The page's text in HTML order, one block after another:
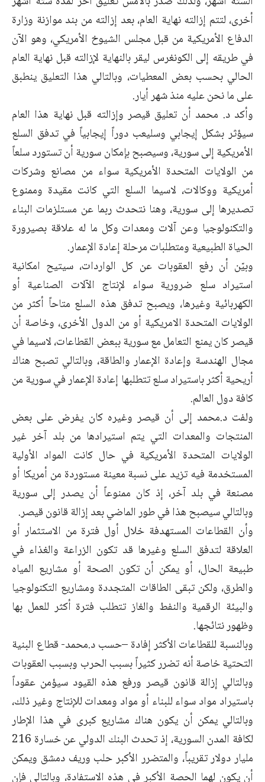
أخرى، لتتم إزالته نهاية العام، بعد إزالته من بند موازنة وزارة
الدفاع الأمريكية من قبل مجلس الشيوخ الأمريكي، وهو الآن
في طريقه إلى الكونغرس ليقر بالنهاية لإزالته قبل نهاية العام
الحالي بحسب بعض المعطيات، وبالتالي هذا التعليق ينطبق
على ما نحن عليه منذ شهر أيار.
وأكد د. محمد أن تعليق قيصر وإزالته قبل نهاية هذا العام
سيؤثر بشكل إيجابي وسليعب دوراً إيجابياً في تدفق السلع
الأمريكية إلى سورية، وسيصبح بإمكان سورية أن تستورد سلعاً
من الولايات المتحدة الأمريكية سواء من مصانع وشركات
أمريكية ووكالات، لاسيما السلع التي كانت مقيدة وممنوع
تصديرها إلى سورية، وهنا نتحدث ربما عن مستلزمات البناء
والتكنولوجيا وعن آلات ومعدات وكل ما له علاقة بصيرورة
الحياة الطبيعية ومتطلبات مرحلة إعادة الإعمار.
وبيّن أن رفع العقوبات عن كل الواردات، سيتيح امكانية
استيراد سلع ضرورية سواء لإنتاج الآلات الصناعية أو
الكهربائية وغيرها، ويصبح تدفق هذه السلع متاحاً أكثر من
الولايات المتحدة الامريكية أو من الدول الأخرى، وخاصة أن
قيصر كان يمنع التعامل مع سورية ببعض القطاعات، لاسيما في
مجال الهندسة وإعادة الإعمار والطاقة، وبالتالي تصبح هناك
أريحية أكثر باستيراد سلع تتطلبها إعادة الإعمار في سورية من
كافة دول العالم.
ولفت د.محمد إلى أن قيصر وغيره كان يفرض على بعض
المنتجات والمعدات التي يتم استيرادها من بلد آخر غير
الولايات المتحدة الأمريكية في حال كانت المواد الأولية
المستخدمة فيه تزيد على نسبة معينة مستوردة من أمريكا أو
مصنعة في بلد آخر، إذ كان ممنوعاً أن يصدر إلى سورية
وبالتالي سيصبح هذا في طور الماضي بعد إزالة قانون قيصر.
وأن القطاعات المستهدفة خلال أول فترة من الاستثمار أو
العلاقة لتدفق السلع وغيرها قد تكون الزراعة والغذاء في
طبيعة الحال، أو يمكن أن تكون الصحة أو مشاريع المياه
والطرق، ولكن تبقى الطاقات المتجددة ومشاريع التكنولوجيا
والبيئة الرقمية والنفط والغاز تتطلب فترة أكثر للعمل بها
وظهور نتائجها.
وبالنسبة للقطاعات الأكثر إفادة –حسب د.محمد- قطاع البنية
التحتية خاصة أنه تضرر كثيراً بسبب الحرب وبسبب العقوبات
وبالتالي إزالة قانون قيصر ورفع هذه القيود سيؤمن عقوداً
باستيراد مواد سواء للبناء أو مواد ومعدات للإنتاج وغير ذلك،
وبالتالي يمكن أن يكون هناك مشاريع كبرى في هذا الإطار
لكافة المدن السورية، إذ تحدث البنك الدولي عن خسارة 216
مليار دولار تقريباً، والمتضرر الأكبر حلب وريف دمشق ويمكن
أن يكون لهما الحصة الأكبر في هذه الاستفادة، وبالتالي فإن